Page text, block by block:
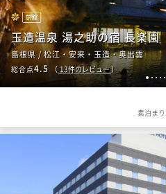
1 2 3 4 5
旅館
玉造温泉 湯之助の宿 長楽園
島根県 / 松江・安来・玉造・奥出雲
総合点4.5 （ 13件のレビュー）
素泊まり